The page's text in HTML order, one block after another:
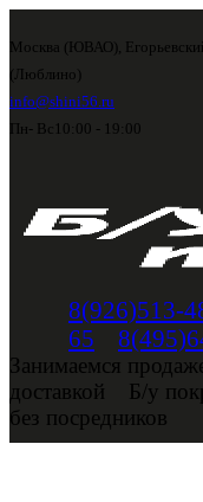
Москва (ЮВАО),
(Люблино)
info@shini56.ru
Пн- Вс 10:00 - 19:00
8(926)513-
65
Занимаемся
доставкой
Б/у
без посредников